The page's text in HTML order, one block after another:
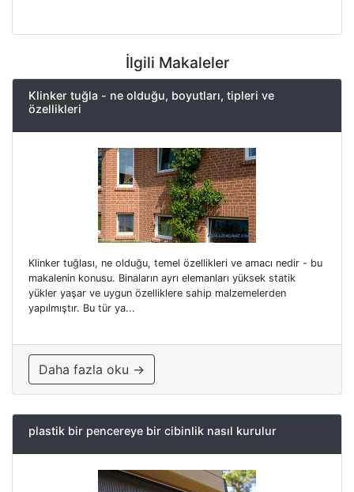
İlgili Makaleler
Klinker tuğla - ne olduğu, boyutları, tipleri ve
özellikleri
Klinker tuğlası, ne olduğu, temel özellikleri ve amacı nedir - bu
makalenin konusu. Binaların ayrı elemanları yüksek statik
yükler yaşar ve uygun özelliklere sahip malzemelerden
yapılmıştır. Bu tür ya...
Daha fazla oku →
plastik bir pencereye bir cibinlik nasıl kurulur